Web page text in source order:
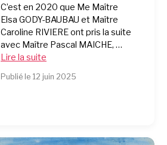
C’est en 2020 que Me Maître
Elsa GODY-BAUBAU et Maître
Caroline RIVIERE ont pris la suite
avec Maître Pascal MAICHE, …
Lire la suite
Publié le 12 juin 2025